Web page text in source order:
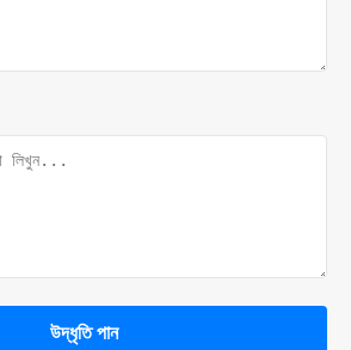
উদ্ধৃতি পান